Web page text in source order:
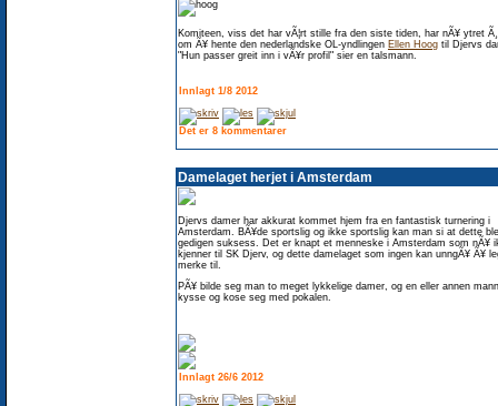
Komiteen, viss det har vÃ¦rt stille fra den siste tiden, har nÃ¥ ytret
om Ã¥ hente den nederlandske OL-yndlingen Ellen Hoog til Djervs
"Hun passer greit inn i vÃ¥r profil" sier en talsmann.
Innlagt 1/8 2012
Det er 8 kommentarer
Damelaget herjet i Amsterdam
Djervs damer har akkurat kommet hjem fra en fantastisk turnering i
Amsterdam. BÃ¥de sportslig og ikke sportslig kan man si at dette
gedigen suksess. Det er knapt et menneske i Amsterdam som nÃ¥
kjenner til SK Djerv, og dette damelaget som ingen kan unngÃ¥ Ã¥
merke til.
PÃ¥ bilde seg man to meget lykkelige damer, og en eller annen
kysse og kose seg med pokalen.
Innlagt 26/6 2012